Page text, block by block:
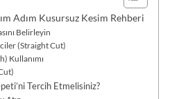
Adım Kusursuz Kesim Rehberi
Belirleyin
(Straight Cut)
Kullanımı
Tercih Etmelisiniz?